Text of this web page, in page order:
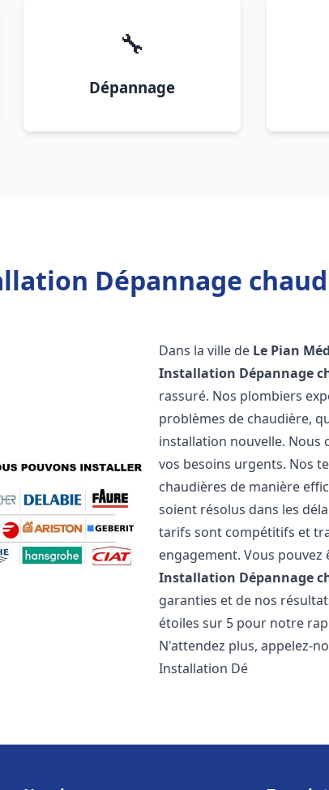
🔧
Dépannage
Dépannage
Dans la ville de Le Pian
Installation Dépannage
rassuré. Nos plombiers
problèmes de chaudière,
installation nouvelle. Nous
vos besoins urgents. Nos
chaudières de manière
soient résolus dans les
tarifs sont compétitifs et
engagement. Vous
Installation Dépannage
garanties et de nos
étoiles sur 5 pour notre
N'attendez plus, appelez-
Installation Dé